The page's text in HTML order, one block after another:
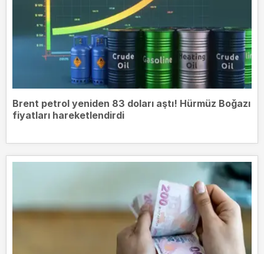
Brent petrol yeniden 83 doları aştı! Hürmüz Boğazı
fiyatları hareketlendirdi